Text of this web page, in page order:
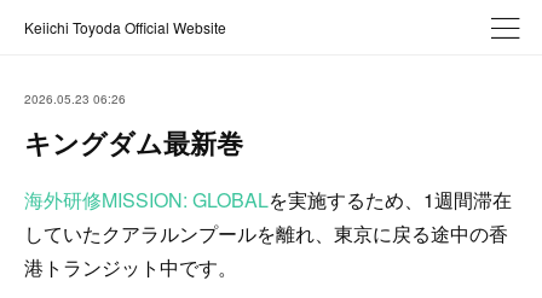
Keiichi Toyoda Official Website
2026.05.23 06:26
キングダム最新巻
海外研修MISSION: GLOBALを実施するため、1週間滞在
していたクアラルンプールを離れ、東京に戻る途中の香
港トランジット中です。